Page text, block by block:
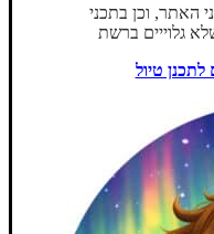
האתר, וכן בתכני
גלוייים ברשת
טיול